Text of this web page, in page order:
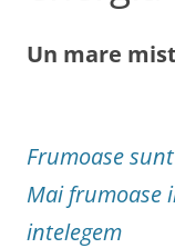
Un mare
Frumoase
Mai frumoase
intelegem